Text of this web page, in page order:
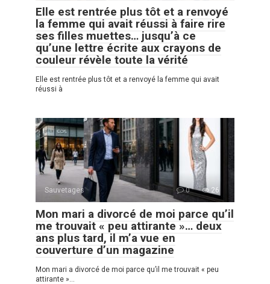
Elle est rentrée plus tôt et a renvoyé
la femme qui avait réussi à faire rire
ses filles muettes… jusqu’à ce
qu’une lettre écrite aux crayons de
couleur révèle toute la vérité
Elle est rentrée plus tôt et a renvoyé la femme qui avait
réussi à
Sauvetages 0 26
Mon mari a divorcé de moi parce qu’il
me trouvait « peu attirante »… deux
ans plus tard, il m’a vue en
couverture d’un magazine
Mon mari a divorcé de moi parce qu’il me trouvait « peu
attirante »…